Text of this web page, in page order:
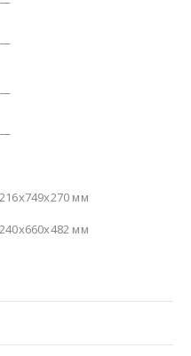
—
—
—
216х749х270 мм
240х660х482 мм